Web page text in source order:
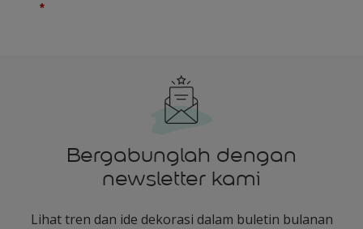
Bergabunglah dengan
newsletter kami
Lihat tren dan ide dekorasi dalam buletin bulanan